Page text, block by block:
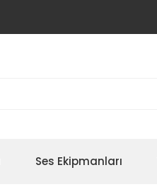
Ses Ekipmanları